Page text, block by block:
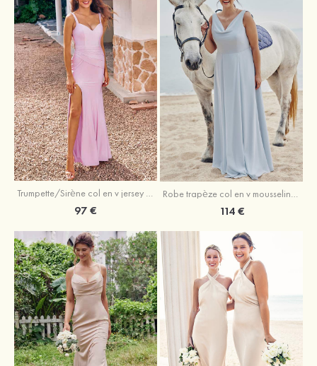
Trumpette/Sirène col en v jersey ras du sol robe de demoiselle d'honneur
97 € 114 €